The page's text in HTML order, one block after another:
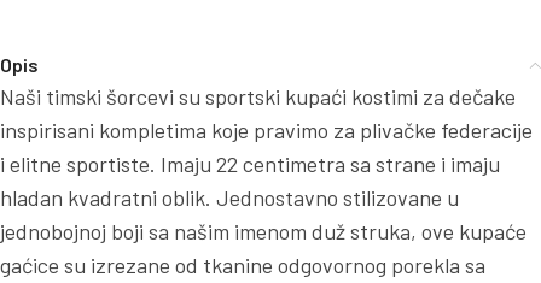
Opis
Naši timski šorcevi su sportski kupaći kostimi za dečake
inspirisani kompletima koje pravimo za plivačke federacije
i elitne sportiste. Imaju 22 centimetra sa strane i imaju
hladan kvadratni oblik. Jednostavno stilizovane u
jednobojnoj boji sa našim imenom duž struka, ove kupaće
gaćice su izrezane od tkanine odgovornog porekla sa